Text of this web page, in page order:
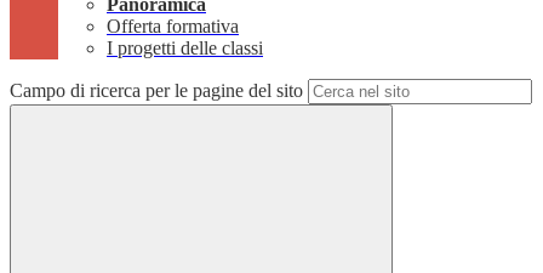
Panoramica
Offerta formativa
I progetti delle classi
Campo di ricerca per le pagine del sito